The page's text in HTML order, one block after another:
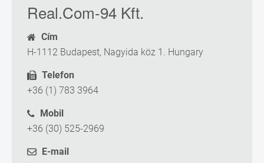
Real.Com-94 Kft.
Cím
H-1112 Budapest, Nagyida köz 1. Hungary
Telefon
+36 (1) 783 3964
Mobil
+36 (30) 525-2969
E-mail